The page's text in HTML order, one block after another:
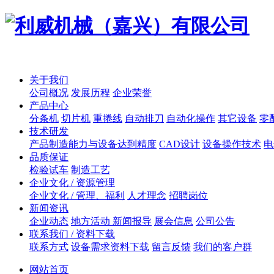
关于我们
公司概况 发展历程 企业荣誉
产品中心
分条机 切片机 重捲线 自动排刀 自动化操作 其它设备 零
技术研发
产品制造能力与设备达到精度 CAD设计 设备操作技术
品质保证
检验试车 制造工艺
企业文化 / 资源管理
企业文化 / 管理、福利
人才理念 招聘岗位
新闻资讯
企业动态 地方活动 新闻报导 展会信息 公司公告
联系我们 / 资料下载
联系方式 设备需求资料下载 留言反馈 我们的客户群
网站首页